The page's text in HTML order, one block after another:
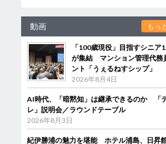
動画 もっ
「100歳現役」目指すシニア
が集結 マンション管理代務
ント「うぇるねすシップ」
2026年8月4日
AI時代、「暗黙知」は継承できるのか 「
レ」説明会／ラウンドテーブル
2026年8月3日
紀伊勝浦の魅力を堪能 ホテル浦島、日昇